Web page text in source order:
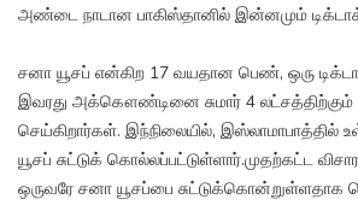
அண்டை நாடான பாகிஸ்தானில் இன்னமும்
சனா யூசப் என்கிற 17 வயதான பெண், ஒரு
இவரது அக்கௌண்டினை சுமார் 4
செய்கிறார்கள். இந்நிலையில், இஸ்லாமாபாத்தில்
யூசப் சுட்டுக் கொல்லப்பட்டுள்ளார்.முதற்கட்ட
ஒருவரே சனா யூசப்பை சுட்டுக்கொன்றுள்ளதாக